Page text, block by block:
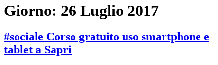
Giorno: 26 Luglio 2017
#sociale Corso gratuito uso smartphone e
tablet a Sapri